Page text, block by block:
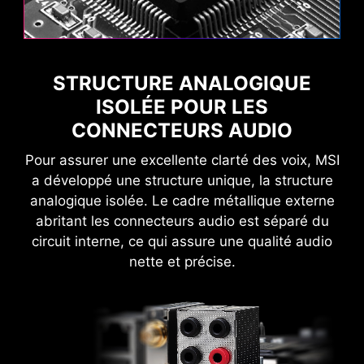
STRUCTURE ANALOGIQUE
ISOLÉE POUR LES
CONNECTEURS AUDIO
Pour assurer une excellente clarté des voix, MSI
a développé une structure unique, la structure
analogique isolée. Le cadre métallique externe
abritant les connecteurs audio est séparé du
circuit interne, ce qui assure une qualité audio
nette et précise.
WITH EASE
Extension pin header provides an intuitive way
to control additional RGB strips and other RGB
peripherals added to a system, without needing
a separate RGB controller.
V2 RGB
Bluetooth 5.4
2,5G LAN
Antenne magnétique exclusive
Antenne EZ avec pied magnétique